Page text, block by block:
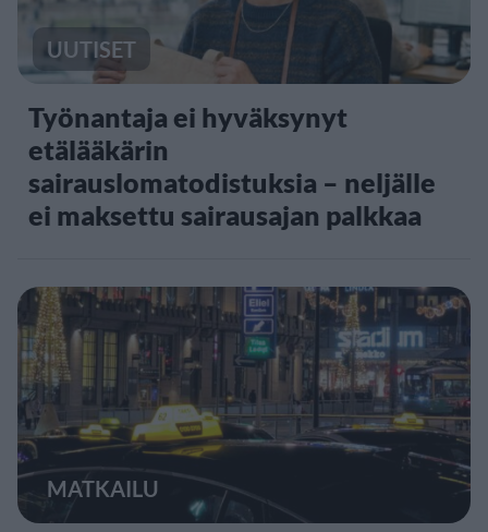
UUTISET
Työnantaja ei hyväksynyt
etälääkärin
sairauslomatodistuksia – neljälle
ei maksettu sairausajan palkkaa
MATKAILU